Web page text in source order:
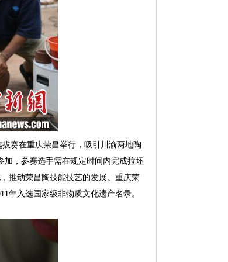
赛在重庆荣昌举行，吸引川渝两地陶
加，参赛选手需在规定时间内完成拉坯
推动荣昌陶技能技艺的发展。重庆荣
年入选国家级非物质文化遗产名录。